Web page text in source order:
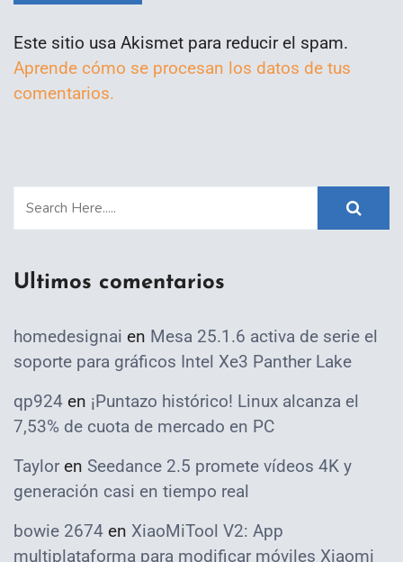
Este sitio usa Akismet para reducir el spam.
Aprende cómo se procesan los datos de tus
comentarios.
Ultimos comentarios
homedesignai en Mesa 25.1.6 activa de serie el
soporte para gráficos Intel Xe3 Panther Lake
qp924 en ¡Puntazo histórico! Linux alcanza el
7,53% de cuota de mercado en PC
Taylor en Seedance 2.5 promete vídeos 4K y
generación casi en tiempo real
bowie 2674 en XiaoMiTool V2: App
multiplataforma para modificar móviles Xiaomi